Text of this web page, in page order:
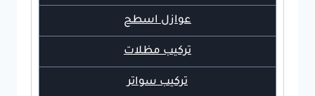
عوازل اسطح
تركيب مظلات
تركيب سواتر